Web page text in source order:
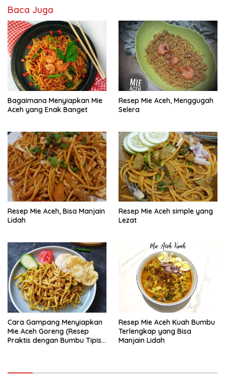
Baca Juga
Bagaimana Menyiapkan Mie
Aceh yang Enak Banget
Resep Mie Aceh, Menggugah
Selera
Resep Mie Aceh, Bisa Manjain
Lidah
Resep Mie Aceh simple yang
Lezat
Cara Gampang Menyiapkan
Mie Aceh Goreng (Resep
Praktis dengan Bumbu Tipis),
Resep Mie Aceh Kuah Bumbu
Terlengkap yang Bisa
Manjain Lidah